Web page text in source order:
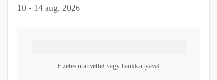
10 - 14 aug, 2026
Fizetés utánvéttel vagy bankkártyával